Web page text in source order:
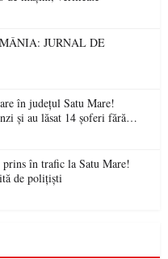
JURNAL DE
în județul Satu Mare!
și au lăsat 14 șoferi fără
în trafic la Satu Mare!
de polițiști